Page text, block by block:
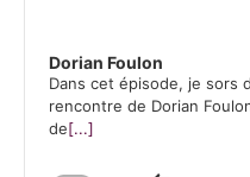
Dorian Foulon
Dans cet épisode, je sors
rencontre de Dorian
de[...]